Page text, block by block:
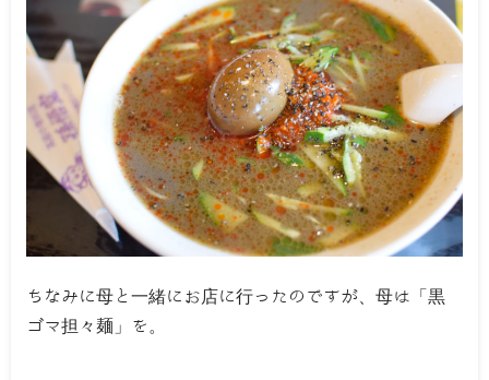
ちなみに母と一緒にお店に行ったのですが、母は「黒
ゴマ担々麺」を。